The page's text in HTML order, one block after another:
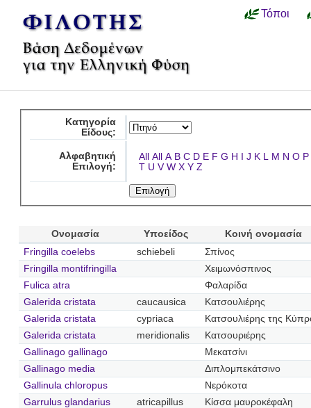
Τόποι
Κατηγορία
Είδους:
Αλφαβητική
Επιλογή:
All All A B C D E F G H I J K L M N O P
T U V W X Y Z
Ονομασία Υποείδος
Κοινή ονομασία
Fringilla coelebs
schiebeli
Σπίνος
Fringilla montifringilla
Χειμωνόσπινος
Fulica atra
Φαλαρίδα
Galerida cristata
caucausica
Κατσουλιέρης
Galerida cristata
cypriaca
Κατσουλιέρης της
Galerida cristata
meridionalis
Κατσουριέρης
Gallinago gallinago
Μεκατσίνι
Gallinago media
Διπλομπεκάτσινο
Gallinula chloropus
Νερόκοτα
Garrulus glandarius
atricapillus
Κίσσα μαυροκέφαλη